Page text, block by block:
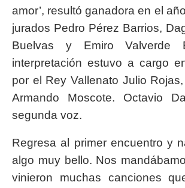
amor’, resultó ganadora en el
jurados Pedro Pérez Barrios,
Buelvas y Emiro Valverde
interpretación estuvo a cargo
por el Rey Vallenato Julio
Armando Moscote. Octavio
segunda voz.
Regresa al primer encuentro y
algo muy bello. Nos
vinieron muchas canciones